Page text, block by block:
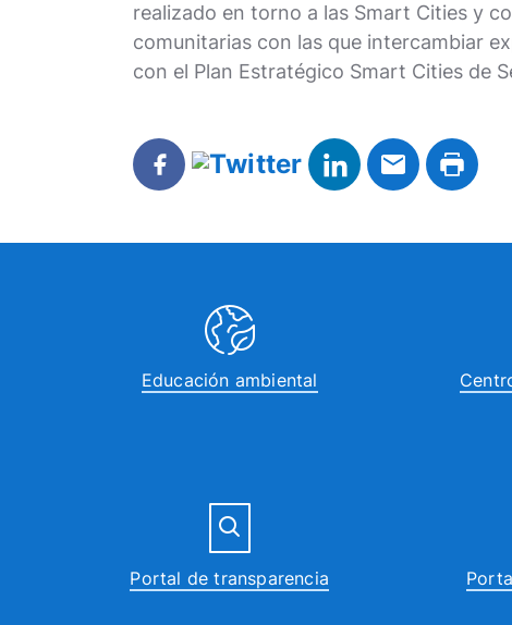
realizado en torno a las Smart Cities y
comunitarias con las que intercambiar
con el Plan Estratégico Smart Cities de
Educación ambiental
Portal de transparencia